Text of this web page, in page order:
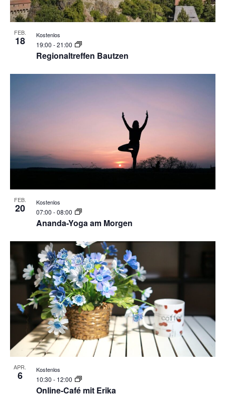
FEB.
18
Regionaltreffen Bautzen
19:00 -21:00
Kostenlos
FEB.
20
Ananda-Yoga am Morgen
07:00 -08:00
Kostenlos
APR.
6
Online-Café mit Erika
10:30 - 12:00
Kostenlos